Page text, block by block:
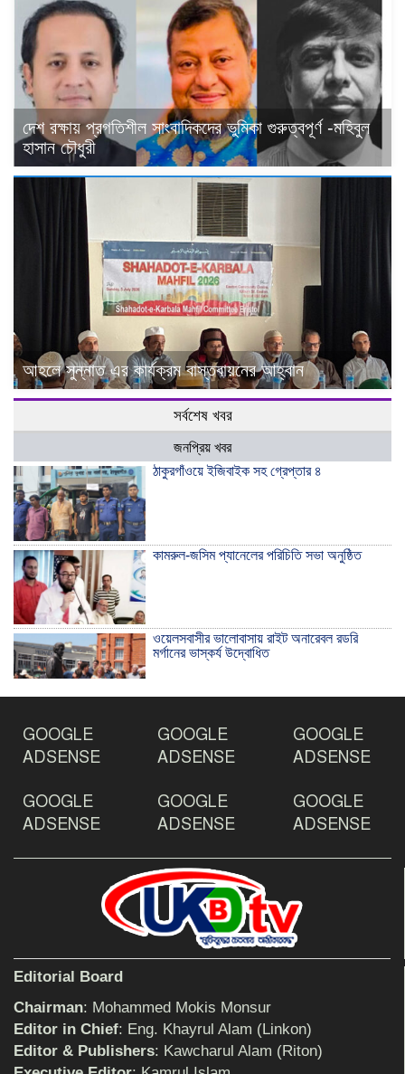
দেশ রক্ষায় প্রগতিশীল সাংবাদিকদের ভুমিকা গুরুত্বপূর্ণ -মহিবুল
হাসান চৌধুরী
আহলে সুন্নাত এর কার্যক্রম বাস্তবায়নের আহ্বান
সর্বশেষ খবর
জনপ্রিয় খবর
ঠাকুরগাঁওয়ে ইজিবাইক সহ গ্রেপ্তার ৪
কামরুল-জসিম প্যানেলের পরিচিতি সভা অনুষ্ঠিত
ওয়েলসবাসীর ভালোবাসায় রাইট অনারেবল রডরি
মর্গানের ভাস্কর্য উদ্বোধিত
দেশ রক্ষায় প্রগতিশীল সাংবাদিকদের ভুমিকা গুরুত্বপূর্ণ
-মহিবুল হাসান চৌধুরী
আহলে সুন্নাত এর কার্যক্রম বাস্তবায়নের আহ্বান
বিমানের সিলেট-ম্যানচেস্টার সরাসরি ফ্লাইট চালু হচ্ছে
সোমবার
GOOGLE
ADSENSE
GOOGLE
ADSENSE
GOOGLE
ADSENSE
GOOGLE
ADSENSE
GOOGLE
ADSENSE
GOOGLE
ADSENSE
Editorial Board
Chairman: Mohammed Mokis Monsur
Editor in Chief: Eng. Khayrul Alam (Linkon)
Editor & Publishers: Kawcharul Alam (Riton)